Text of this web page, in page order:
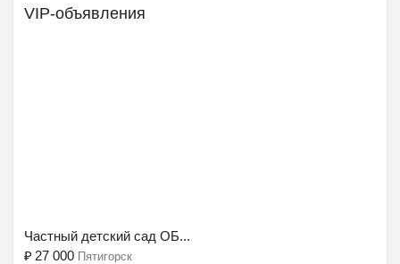
VIP-объявления
Частный детский сад ОБ...
₽ 27 000 Пятигорск